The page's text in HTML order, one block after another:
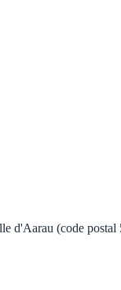
d'Aarau (code